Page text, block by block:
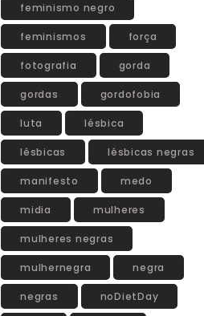
feminismo negro
feminismos força
fotografia gorda
gordas gordofobia
luta lésbica
lésbicas lésbicas negras
manifesto medo
midia mulheres
mulheres negras
mulhernegra negra
negras noDietDay